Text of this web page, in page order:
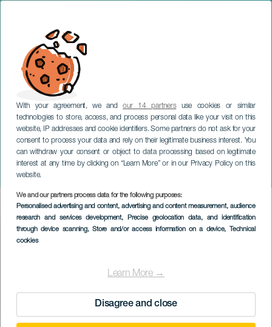
With your agreement, we andour 14 partnersuse cookies or similar
technologies to store, access, and process personal data like your visit on this
website, IP addresses and cookie identifiers. Some partners do not ask for your
consent to process your data and rely on their legitimate business interest. You
can withdraw your consent or object to data processing based on legitimate
interest at any time by clicking on “Learn More” or in our Privacy Policy on this
website.
We and our partners process data for the following purposes:
Personalised advertising and content, advertising and content measurement, audience
research and services development, Precise geolocation data, and identification
through device scanning, Store and/or access information on a device, Technical
cookies
Learn More →
Disagree and close
Nestor Trio im Konzert
LANZAROTE
Imagen
Listado